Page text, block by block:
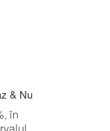
& Nu
în